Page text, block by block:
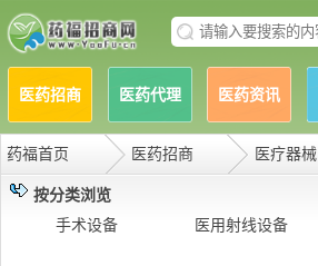
医药招商 医药代理 医药资讯
药福首页 医药招商 医疗器械
按分类浏览
手术设备
医用射线设备